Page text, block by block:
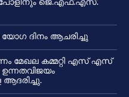
യോഗ ദിനം ആചരിച്ചു
മേഖല കമ്മറ്റി എസ് എസ്
ആദരിച്ചു.